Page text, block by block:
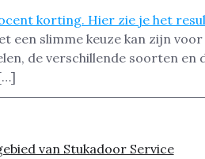
een slimme keuze kan zijn
de verschillende soorten en
van Stukadoor Service